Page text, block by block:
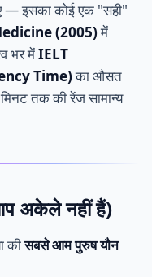
— इसका कोई एक "सही"
(2005)में
भर मेंIELT
Time)का औसत
तक की रेंज सामान्य
अकेले नहीं हैं)
कीसबसे आम पुरुष यौन